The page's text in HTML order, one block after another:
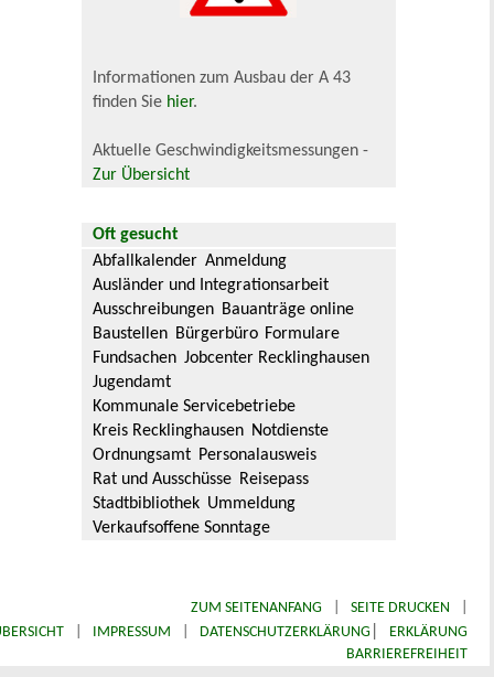
Informationen zum Ausbau der A 43
finden Sie hier.
Aktuelle Geschwindigkeitsmessungen -
Zur Übersicht
Oft gesucht
Abfallkalender Anmeldung
Ausländer und Integrationsarbeit
Ausschreibungen Bauanträge online
Baustellen Bürgerbüro Formulare
Fundsachen Jobcenter Recklinghausen
Jugendamt
Kommunale Servicebetriebe
Kreis Recklinghausen Notdienste
Ordnungsamt Personalausweis
Rat und Ausschüsse Reisepass
Stadtbibliothek Ummeldung
Verkaufsoffene Sonntage
ZUM SEITENANFANG SEITE DRUCKEN
IMPRESSUM DATENSCHUTZERKLÄRUNG|
ERKLÄRUNG
BARRIEREFREIHEIT